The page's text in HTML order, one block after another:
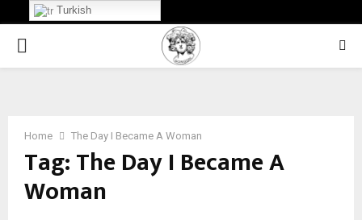
PRIMARY
Home The Day I Became A Woman
Tag:The Day I Became A
Woman
Turkish